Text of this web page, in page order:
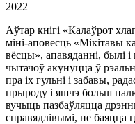
2022
Аўтар кнігі «Калаўрот
міні-аповесць «Мікітавы
вёсцы», апавяданні, былі
чытачоў акунуцца ў
пра іх гульні і забавы,
прыроду і яшчэ больш
вучыць пазбаўляцца
справядлівымі, не баяцца